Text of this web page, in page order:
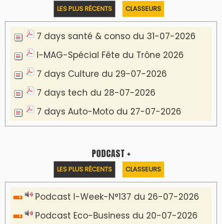
LES PLUS RÉCENTS CLASSEURS
7 days santé & conso du 31-07-2026
I-MAG-Spécial Fête du Trône 2026
7 days Culture du 29-07-2026
7 days tech du 28-07-2026
7 days Auto-Moto du 27-07-2026
PODCAST +
LES PLUS RÉCENTS CLASSEURS
Podcast I-Week-N°137 du 26-07-2026
Podcast Eco-Business du 20-07-2026